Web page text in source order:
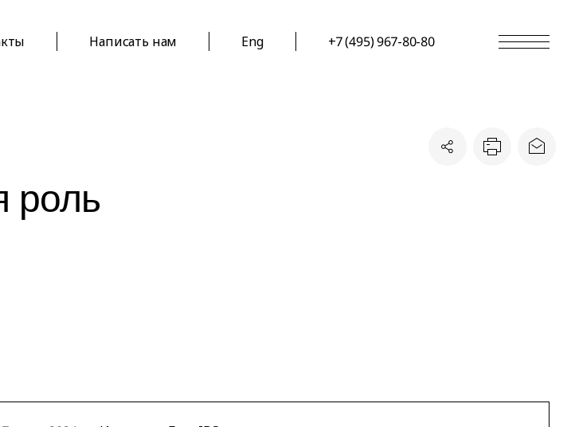
Написать нам Eng +7 (495) 967-80-80
роль